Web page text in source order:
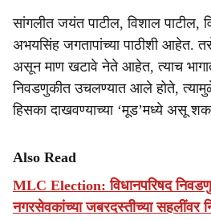
सांगलीत जयंत पाटील, विशाल पाटील,
अभयसिंह जगतापांच्या पाठीशी आहेत.
असून माण खटावे नेते आहेत, त्याच
निवडणुकीत उचलण्यात आले होते,
हिसका दाखवण्याच्या ‘मूड’मध्ये असू
Also Read
MLC Election: विधानपरिषद
नगरसेवकांच्या जबरदस्तीच्या